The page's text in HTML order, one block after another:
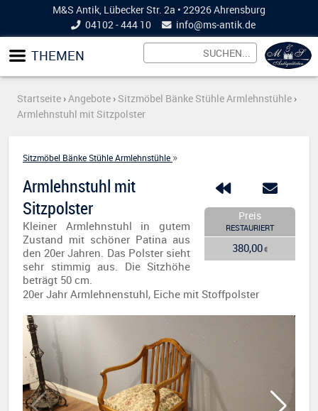
M&S Antik, Lübecker Str. 2a • 22926 Ahrensburg
04102 - 444 10
info@ms-antik.de
THEMEN
Startseite ›Angebote › Sitzmöbel Bänke Stühle Armlehnstühle ›
Armlehnstuhl mit Sitzpolster
Sitzmöbel Bänke Stühle Armlehnstühle »
Preis
RESTAURIERT
380,00€
Armlehnstuhl mit
Sitzpolster
Kleiner Armlehnstuhl in gutem
Zustand mit schöner Patina aus
den 20er Jahren. Das Polster sieht
sehr stimmig aus. Die Sitzhöhe
beträgt 50 cm.
20er Jahr Armlehnenstuhl, Eiche mit Stoffpolster